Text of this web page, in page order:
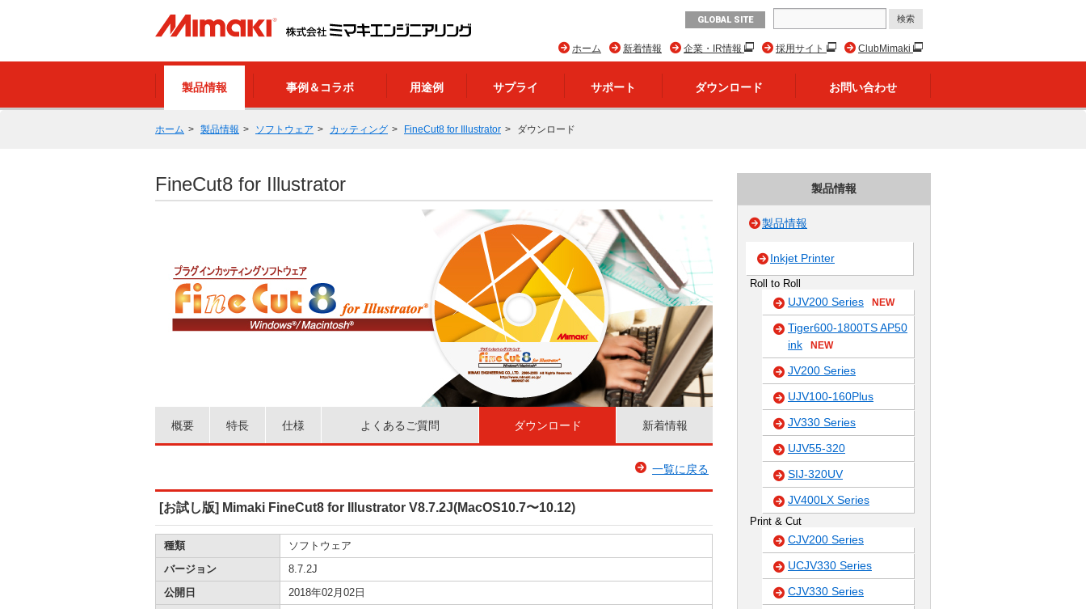
GLOBAL SITE
ClubMimaki
採用サイト
企業・IR情報
新着情報
ホーム
製品情報 事例＆コラボ 用途例 サプライ サポート ダウンロード お問い合わせ
ホーム 製品情報 ソフトウェア カッティング FineCut8 for Illustrator ダウンロード
FineCut8 for Illustrator
概要 特長 仕様 よくあるご質問 ダウンロード 新着情報
一覧に戻る
[お試し版] Mimaki FineCut8 for Illustrator V8.7.2J(MacOS10.7〜10.12)
種類
ソフトウェア
バージョン
8.7.2J
公開日
2018年02月02日
製品情報
製品情報
Inkjet Printer
Roll to Roll
UJV200 Series NEW
Tiger600-1800TS AP50
ink
NEW
JV200 Series
UJV100-160Plus
JV330 Series
UJV55-320
SIJ-320UV
JV400LX Series
Print & Cut
CJV200 Series
UCJV330 Series
CJV330 Series